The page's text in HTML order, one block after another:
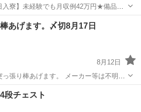
入寮】未経験でも月収例42万円★備品付
◎昇給・業績賞与あり！組立や塗装など
の工場のお仕事 ◇自動
その他
あげます。〆切8月17日
8月12日
ます。 メーカー等は不明で
下段には、引っ掛けフックが3本付いて
の隅、洗面台の角などの死角に突っ張ら
に...
収納家具
段チェスト